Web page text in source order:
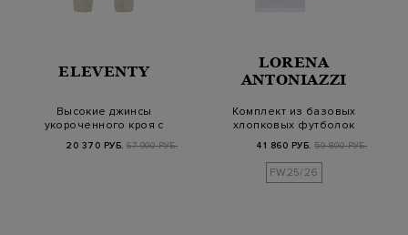
ELEVENTY
Высокие джинсы
укороченного кроя с
прострочк…
20 370 РУБ. 67 900 РУБ.
LORENA
ANTONIAZZI
Комплект из базовых
хлопковых футболок
41 860 РУБ. 59 800 РУБ.
FW25/26